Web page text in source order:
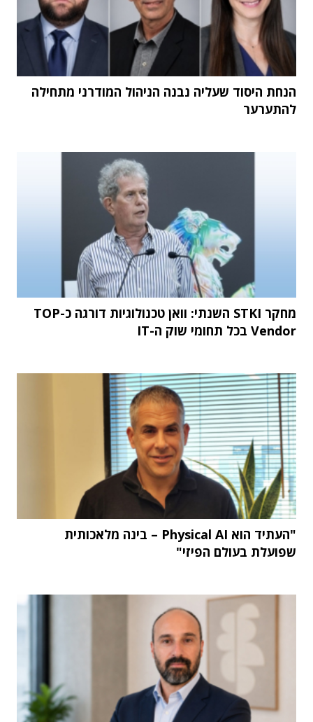
הנחת היסוד שעליה נבנה הניהול המודרני מתחילה
להתערער
מחקר STKI השנתי: וואן טכנולוגיות דורגה כ-TOP
Vendor בכל תחומי שוק ה-IT
"העתיד הוא Physical AI – בינה מלאכותית
שפועלת בעולם הפיזי"